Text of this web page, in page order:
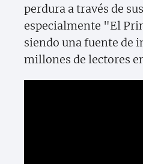
perdura a través de
especialmente "El
siendo una fuente de
millones de lectores